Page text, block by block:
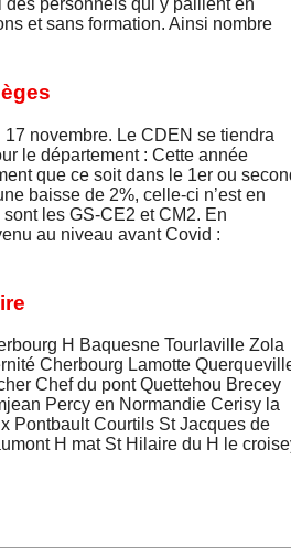
personnels qui y pallient en
et sans formation. Ainsi nombre
novembre. Le CDEN se tiendra
le département : Cette année
que ce soit dans le 1er ou
baisse de 2%, celle-ci n’est en
les GS-CE2 et CM2. En
au niveau avant Covid :
H Baquesne Tourlaville Zola
Cherbourg Lamotte
Chef du pont Quettehou Brecey
Percy en Normandie Cerisy la
Pontbault Courtils St Jacques de
H mat St Hilaire du H le